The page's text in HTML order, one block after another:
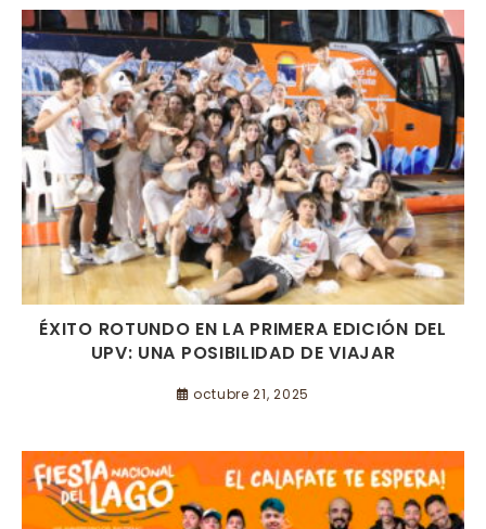
ÉXITO ROTUNDO EN LA PRIMERA EDICIÓN DEL
UPV: UNA POSIBILIDAD DE VIAJAR
octubre 21, 2025